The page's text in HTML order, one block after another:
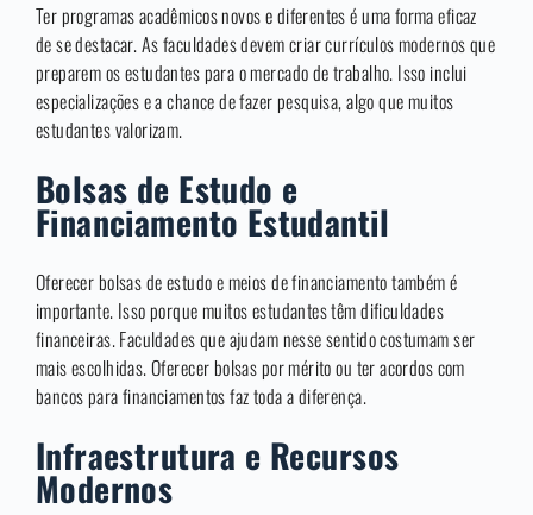
Ter programas acadêmicos novos e diferentes é uma forma eficaz
de se destacar. As faculdades devem criar currículos modernos que
preparem os estudantes para o mercado de trabalho. Isso inclui
especializações e a chance de fazer pesquisa, algo que muitos
estudantes valorizam.
Bolsas de Estudo e
Financiamento Estudantil
Oferecer bolsas de estudo e meios de financiamento também é
importante. Isso porque muitos estudantes têm dificuldades
financeiras. Faculdades que ajudam nesse sentido costumam ser
mais escolhidas. Oferecer bolsas por mérito ou ter acordos com
bancos para financiamentos faz toda a diferença.
Infraestrutura e Recursos
Modernos